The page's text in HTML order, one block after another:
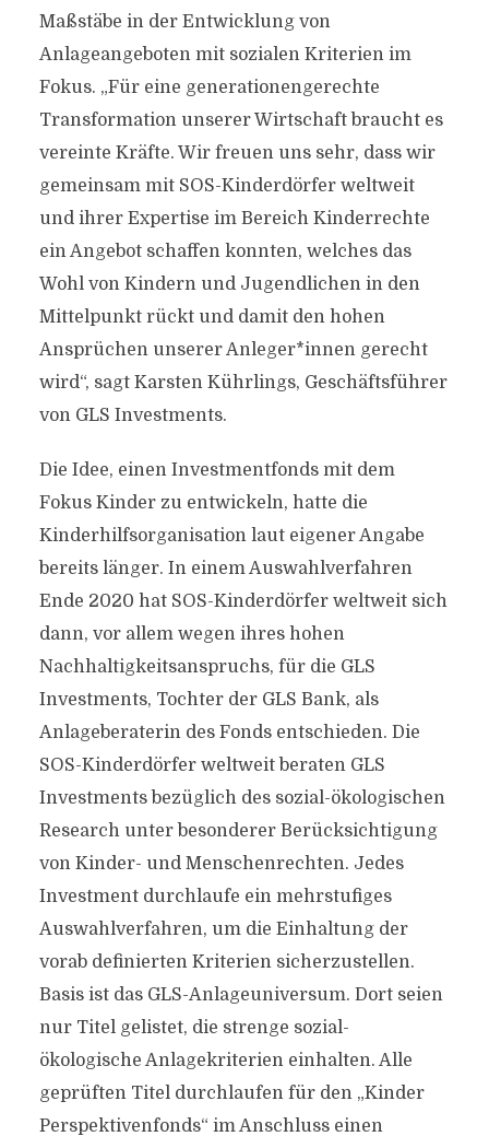
Maßstäbe in der Entwicklung von
Anlageangeboten mit sozialen Kriterien im
Fokus. „Für eine generationengerechte
Transformation unserer Wirtschaft braucht es
vereinte Kräfte. Wir freuen uns sehr, dass wir
gemeinsam mit SOS-Kinderdörfer weltweit
und ihrer Expertise im Bereich Kinderrechte
ein Angebot schaffen konnten, welches das
Wohl von Kindern und Jugendlichen in den
Mittelpunkt rückt und damit den hohen
Ansprüchen unserer Anleger*innen gerecht
wird“, sagt Karsten Kührlings, Geschäftsführer
von GLS Investments.
Die Idee, einen Investmentfonds mit dem
Fokus Kinder zu entwickeln, hatte die
Kinderhilfsorganisation laut eigener Angabe
bereits länger. In einem Auswahlverfahren
Ende 2020 hat SOS-Kinderdörfer weltweit sich
dann, vor allem wegen ihres hohen
Nachhaltigkeitsanspruchs, für die GLS
Investments, Tochter der GLS Bank, als
Anlageberaterin des Fonds entschieden. Die
SOS-Kinderdörfer weltweit beraten GLS
Investments bezüglich des sozial-ökologischen
Research unter besonderer Berücksichtigung
von Kinder- und Menschenrechten. Jedes
Investment durchlaufe ein mehrstufiges
Auswahlverfahren, um die Einhaltung der
vorab definierten Kriterien sicherzustellen.
Basis ist das GLS-Anlageuniversum. Dort seien
nur Titel gelistet, die strenge sozial-
ökologische Anlagekriterien einhalten. Alle
geprüften Titel durchlaufen für den „Kinder
Perspektivenfonds“ im Anschluss einen